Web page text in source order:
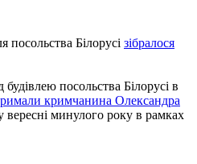
посольства Білорусі зібралося
посольства Білорусі в
кримчанина Олександра
вересні минулого року в рамках